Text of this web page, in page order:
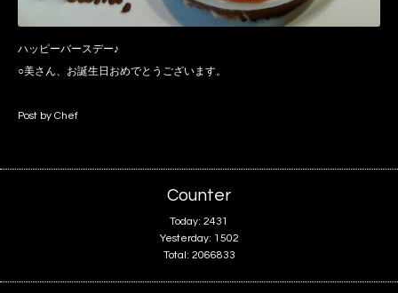
ハッピーバースデー♪
○美さん、お誕生日おめでとうございます。
Post by Chef
Counter
Today: 2431
Yesterday: 1502
Total: 2066833